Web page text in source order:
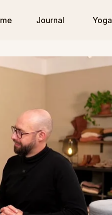
Journal Yoga